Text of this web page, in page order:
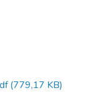
(779,17 KB)